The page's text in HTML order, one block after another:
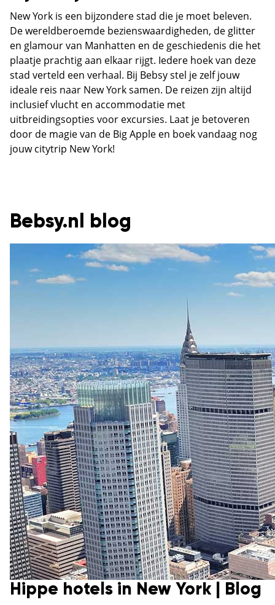
New York is een bijzondere stad die je moet beleven.
De wereldberoemde bezienswaardigheden, de glitter
en glamour van Manhatten en de geschiedenis die het
plaatje prachtig aan elkaar rijgt. Iedere hoek van deze
stad verteld een verhaal. Bij Bebsy stel je zelf jouw
ideale reis naar New York samen. De reizen zijn altijd
inclusief vlucht en accommodatie met
uitbreidingsopties voor excursies. Laat je betoveren
door de magie van de Big Apple en boek vandaag nog
jouw citytrip New York!
Bebsy.nl blog
Hippe hotels in New York | Blog